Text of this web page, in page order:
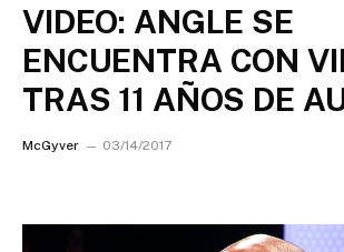
VIDEO: ANGLE SE
ENCUENTRA CON
TRAS 11 AÑOS DE
McGyver 03/14/2017